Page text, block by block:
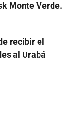
Monte Verde.
recibir el
al Urabá